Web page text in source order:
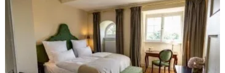
Samstag und Sonntag: zusätzlich Mittagsküche von 12:00 bis 14:00
Uhr
Montag und Dienstag: Reduzierte Karte von 18:00 bis 20:30 Uhr
Frühstück
Täglich von 07:00 bis 10:30 Uhr